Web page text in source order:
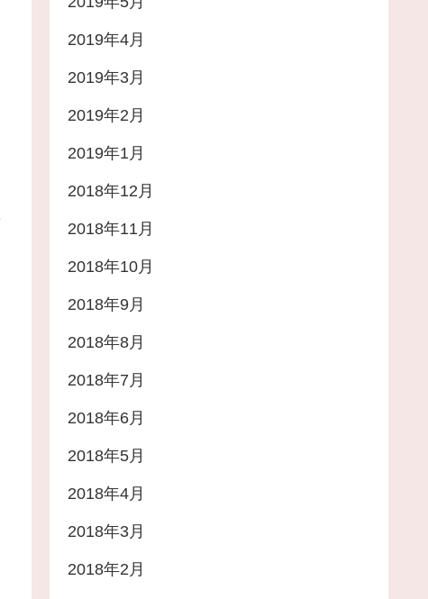
2019年4月
2019年3月
2019年2月
2019年1月
2018年12月
2018年11月
2018年10月
2018年9月
2018年8月
2018年7月
2018年6月
2018年5月
2018年4月
2018年3月
2018年2月